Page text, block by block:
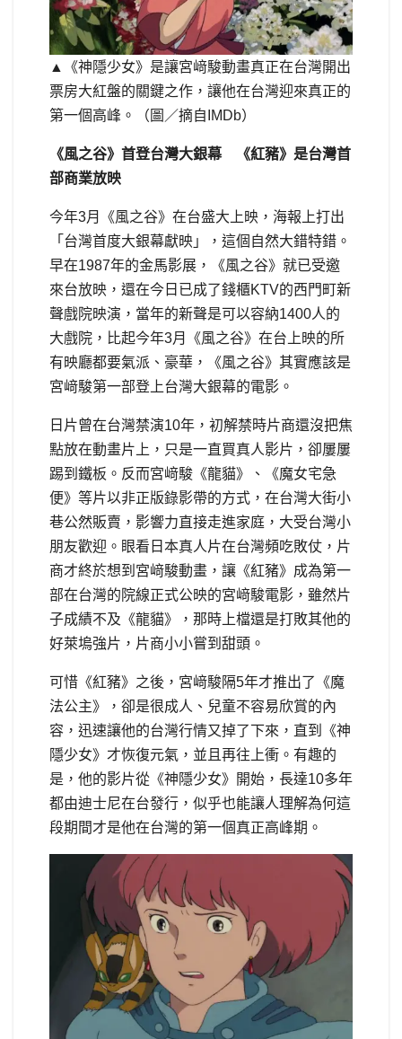
▲《神隱少女》是讓宮﨑駿動畫真正在台灣開出
票房大紅盤的關鍵之作，讓他在台灣迎來真正的
第一個高峰。（圖／摘自IMDb）
《風之谷》首登台灣大銀幕 《紅豬》是台灣首
部商業放映
今年3月《風之谷》在台盛大上映，海報上打出
「台灣首度大銀幕獻映」，這個自然大錯特錯。
早在1987年的金馬影展，《風之谷》就已受邀
來台放映，還在今日已成了錢櫃KTV的西門町新
聲戲院映演，當年的新聲是可以容納1400人的
大戲院，比起今年3月《風之谷》在台上映的所
有映廳都要氣派、豪華，《風之谷》其實應該是
宮﨑駿第一部登上台灣大銀幕的電影。
日片曾在台灣禁演10年，初解禁時片商還沒把焦
點放在動畫片上，只是一直買真人影片，卻屢屢
踢到鐵板。反而宮﨑駿《龍貓》、《魔女宅急
便》等片以非正版錄影帶的方式，在台灣大街小
巷公然販賣，影響力直接走進家庭，大受台灣小
朋友歡迎。眼看日本真人片在台灣頻吃敗仗，片
商才終於想到宮﨑駿動畫，讓《紅豬》成為第一
部在台灣的院線正式公映的宮﨑駿電影，雖然片
子成績不及《龍貓》，那時上檔還是打敗其他的
好萊塢強片，片商小小嘗到甜頭。
可惜《紅豬》之後，宮﨑駿隔5年才推出了《魔
法公主》，卻是很成人、兒童不容易欣賞的內
容，迅速讓他的台灣行情又掉了下來，直到《神
隱少女》才恢復元氣，並且再往上衝。有趣的
是，他的影片從《神隱少女》開始，長達10多年
都由迪士尼在台發行，似乎也能讓人理解為何這
段期間才是他在台灣的第一個真正高峰期。